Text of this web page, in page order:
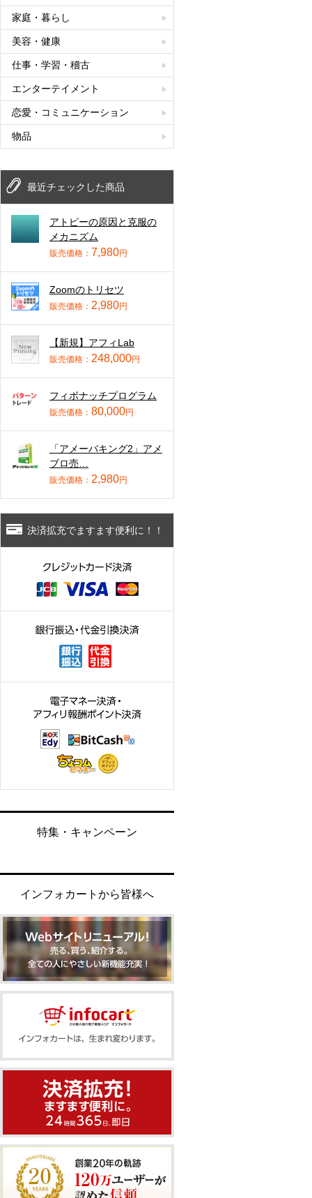
家庭・暮らし
美容・健康
仕事・学習・稽古
エンターテイメント
恋愛・コミュニケーション
物品
最近チェックした商品
アトピーの原因と克服の
メカニズム
販売価格： 7,980円
Zoomのトリセツ
販売価格： 2,980円
【新規】アフィLab
販売価格： 248,000円
フィボナッチプログラム
販売価格： 80,000円
「アメーバキング2」アメ
ブロ売…
販売価格： 2,980円
決済拡充でますます便利に！！
特集・キャンペーン
インフォカートから皆様へ